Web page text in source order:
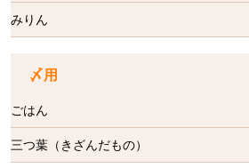
みりん
〆用
ごはん
三つ葉（きざんだもの）